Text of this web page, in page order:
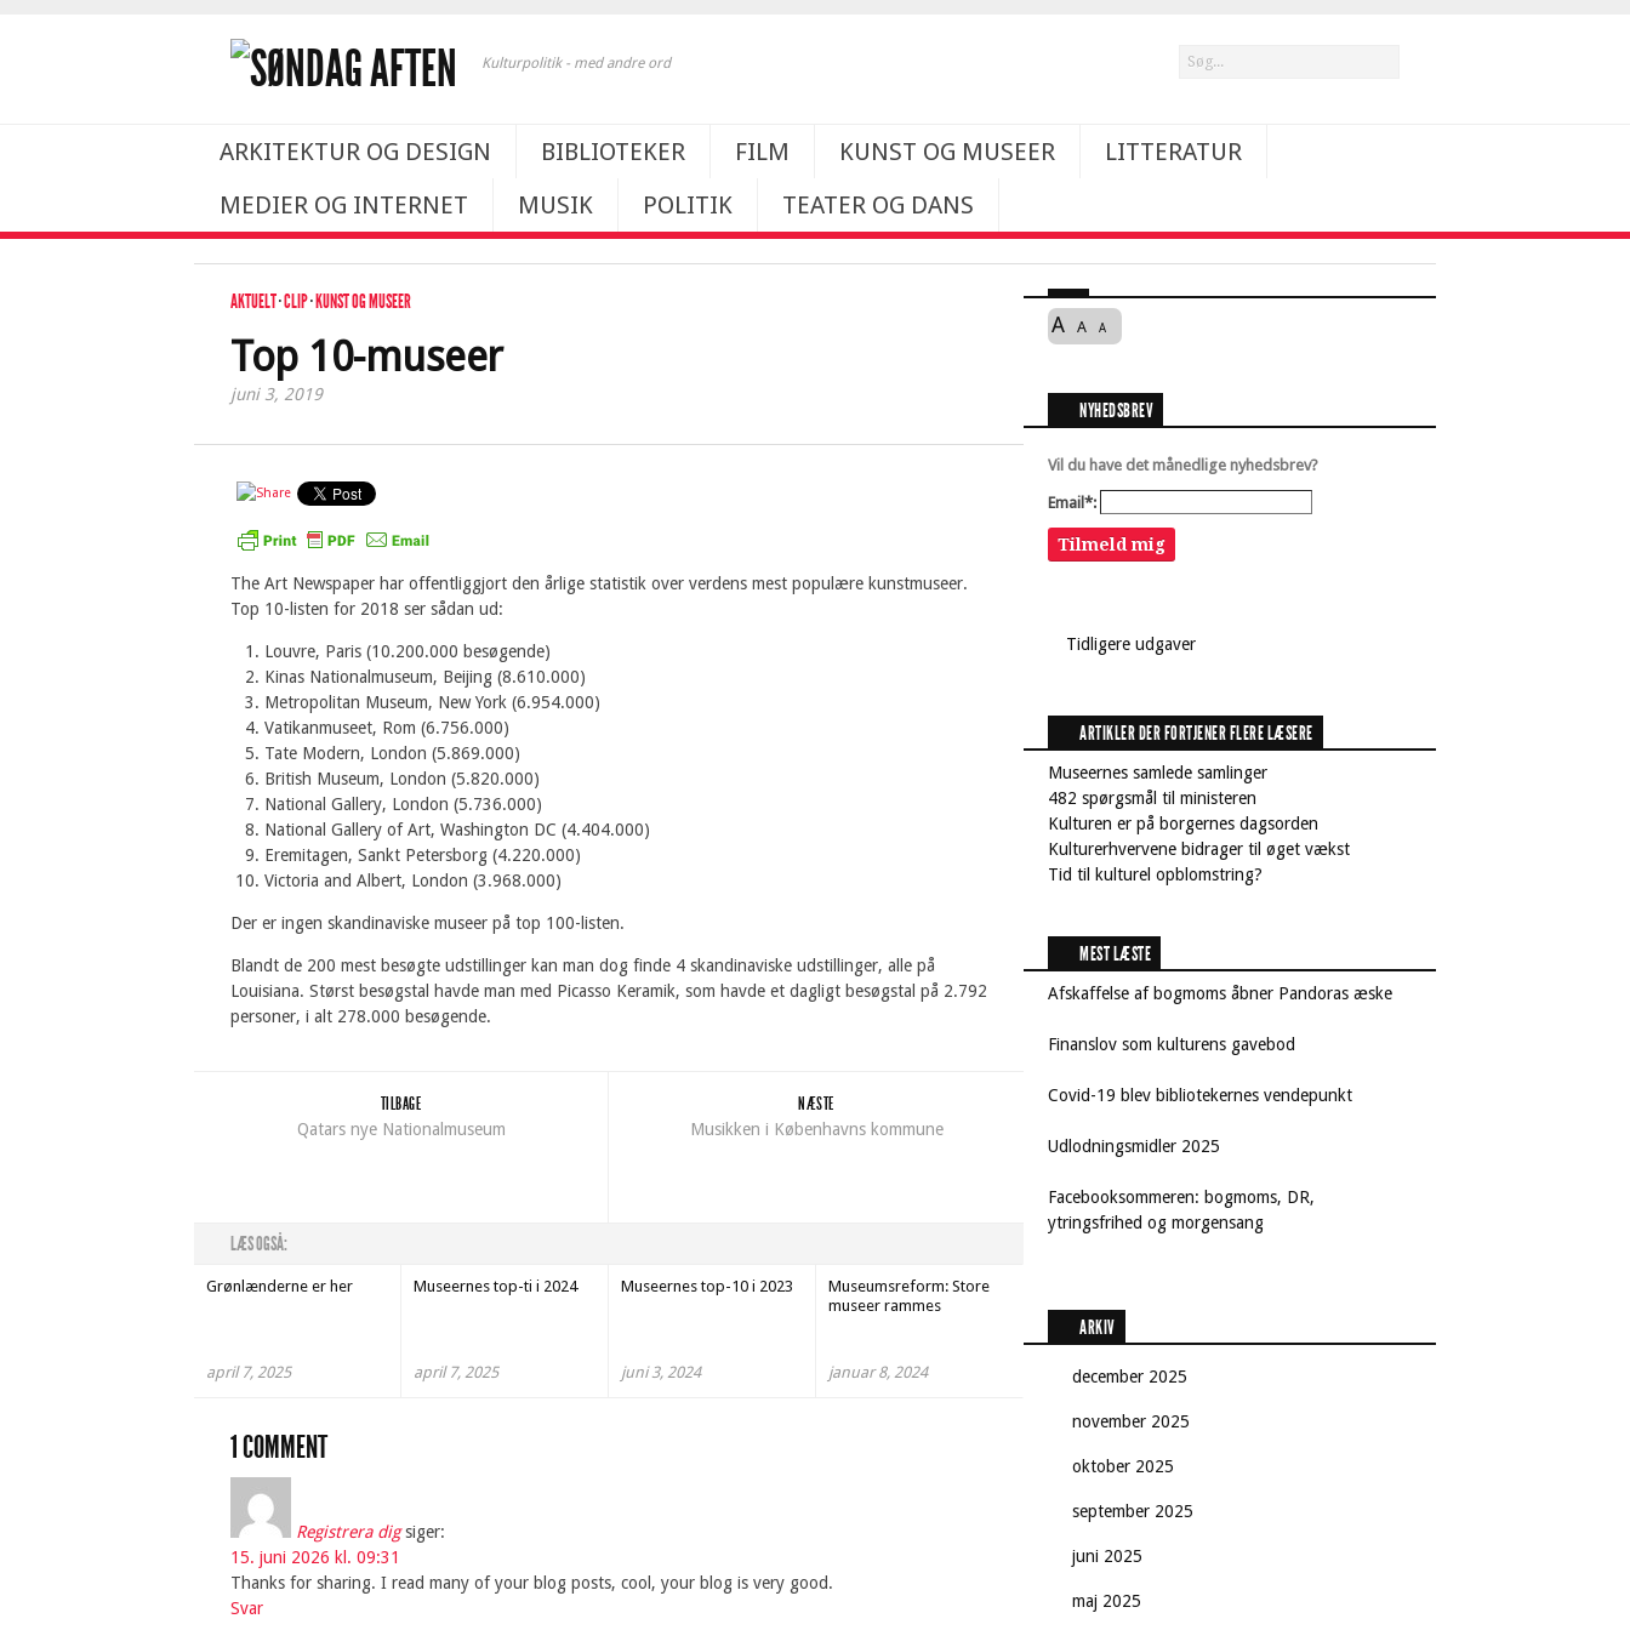
Kulturpolitik - med andre ord
ARKITEKTUR OG DESIGN BIBLIOTEKER FILM KUNST OG MUSEER
LITTERATUR
MEDIER OG INTERNET
MUSIK POLITIK TEATER OG DANS
AKTUELT·CLIP·KUNST OG MUSEER
Top 10-museer
juni 3, 2019
The Art Newspaper har offentliggjort den årlige statistik over verdens mest populære kunstmuseer.
Top 10-listen for 2018 ser sådan ud:
Louvre, Paris (10.200.000 besøgende)
Kinas Nationalmuseum, Beijing (8.610.000)
Metropolitan Museum, New York (6.954.000)
Vatikanmuseet, Rom (6.756.000)
Tate Modern, London (5.869.000)
British Museum, London (5.820.000)
National Gallery, London (5.736.000)
National Gallery of Art, Washington DC (4.404.000)
Eremitagen, Sankt Petersborg (4.220.000)
Victoria and Albert, London (3.968.000)
Der er ingen skandinaviske museer på top 100-listen.
Blandt de 200 mest besøgte udstillinger kan man dog finde 4 skandinaviske udstillinger, alle på
Louisiana. Størst besøgstal havde man med Picasso Keramik, som havde et dagligt besøgstal på 2.792
personer, i alt 278.000 besøgende.
TILBAGE
Qatars nye Nationalmuseum
NÆSTE
Musikken i Københavns kommune
LÆS OGSÅ:
Grønlænderne er her
april 7, 2025
Museernes top-ti i 2024
april 7, 2025
Museernes top-10 i 2023
juni 3, 2024
Museumsreform: Store
museer rammes
januar 8, 2024
1 COMMENT
Registrera dig siger:
15. juni 2026 kl. 09:31
Thanks for sharing. I read many of your blog posts, cool, your blog is very good.
Svar
A A A
NYHEDSBREV
Vil du have det månedlige nyhedsbrev?
Email*:
Tilmeld mig
Tidligere udgaver
ARTIKLER DER FORTJENER FLERE LÆSERE
Museernes samlede samlinger
482 spørgsmål til ministeren
Kulturen er på borgernes dagsorden
Kulturerhvervene bidrager til øget vækst
Tid til kulturel opblomstring?
MEST LÆSTE
Afskaffelse af bogmoms åbner Pandoras æske
Finanslov som kulturens gavebod
Covid-19 blev bibliotekernes vendepunkt
Udlodningsmidler 2025
Facebooksommeren: bogmoms, DR,
ytringsfrihed og morgensang
ARKIV
december 2025
november 2025
oktober 2025
september 2025
juni 2025
maj 2025